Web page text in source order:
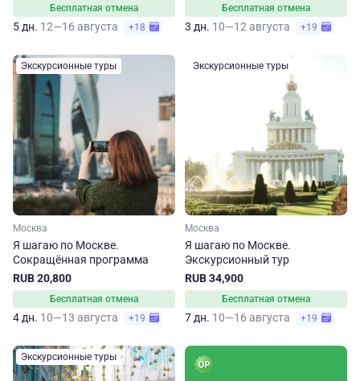
Бесплатная отмена
5 дн. 12—16 августа +18
Бесплатная отмена
3 дн. 10—12 августа +19
Экскурсионные туры
Москва
Я шагаю по Москве.
Сокращённая программа
RUB 20,800
Бесплатная отмена
4 дн. 10—13 августа +19
Экскурсионные туры
Москва
Я шагаю по Москве.
Экскурсионный тур
RUB 34,900
Бесплатная отмена
7 дн. 10—16 августа +19
Экскурсионные туры